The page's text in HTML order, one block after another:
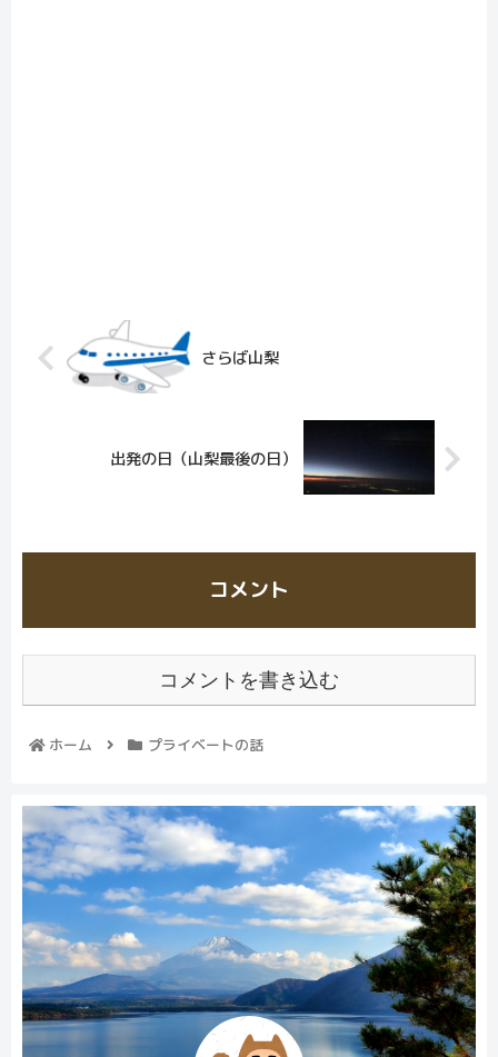
さらば山梨
出発の日（山梨最後の日）
コメント
コメントを書き込む
ホーム プライベートの話